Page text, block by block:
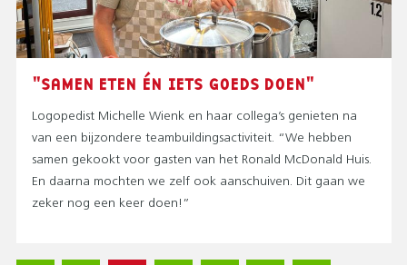
"SAMEN ETEN ÉN IETS GOEDS DOEN"
Logopedist Michelle Wienk en haar collega’s genieten na
van een bijzondere teambuildingsactiviteit. “We hebben
samen gekookt voor gasten van het Ronald McDonald Huis.
En daarna mochten we zelf ook aanschuiven. Dit gaan we
zeker nog een keer doen!”